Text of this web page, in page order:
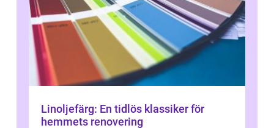
Linoljefärg: En tidlös klassiker för
hemmets renovering